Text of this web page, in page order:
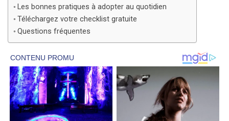
Les bonnes pratiques à adopter au quotidien
Téléchargez votre checklist gratuite
Questions fréquentes